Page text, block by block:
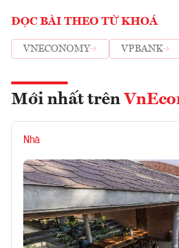
ĐỌC BÀI THEO TỪ KHOÁ
VNECONOMY VPBANK
Mới nhất trên
Nhà